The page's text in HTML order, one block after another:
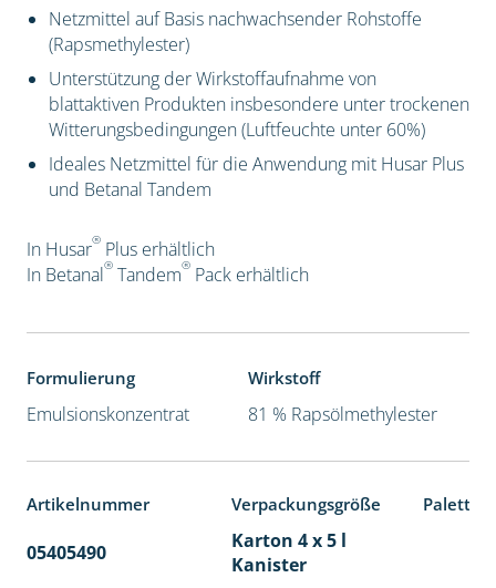
Netzmittel auf Basis nachwachsender Rohstoffe
(Rapsmethylester)
Unterstützung der Wirkstoffaufnahme von
blattaktiven Produkten insbesondere unter trockenen
Witterungsbedingungen (Luftfeuchte unter 60%)
Ideales Netzmittel für die Anwendung mit Husar Plus
und Betanal Tandem
In Husar®Plus erhältlich
In Betanal®Tandem®Pack erhältlich
Formulierung
Emulsionskonzentrat
Wirkstoff
81 % Rapsölmethylester
Artikelnummer Verpackungsgröße
05405490
Karton 4 x 5 l
Kanister